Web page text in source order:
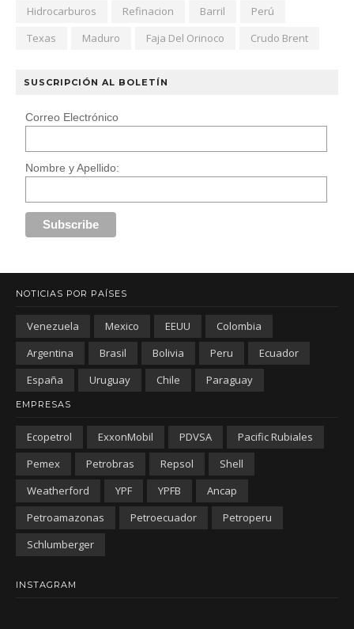
Hidrocarburos
Refinacion Barril
Perú
Texas
Maduro Faja Del Orinoco Crudo Brent
SUSCRIPCIÓN AL BOLETÍN
Correo Electrónico
Nombre y Apellido:
NOTICIAS POR PAÍSES
Venezuela Mexico EEUU
Colombia
Argentina
Brasil Bolivia Peru
Ecuador
España
Uruguay Chile Paraguay
EMPRESAS
Ecopetrol ExxonMobil PDVSA
Pacific Rubiales
Pemex
Petrobras Repsol
Shell
Weatherford
YPF YPFB
Ancap
Petroamazonas
Petroecuador
Petroperu
Schlumberger
INSTAGRAM